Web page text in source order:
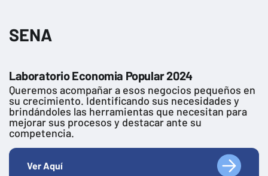
SENA
Laboratorio Economia Popular 2024
Queremos acompañar a esos negocios pequeños en
su crecimiento. Identificando sus necesidades y
brindándoles las herramientas que necesitan para
mejorar sus procesos y destacar ante su
competencia.
Ver Aquí